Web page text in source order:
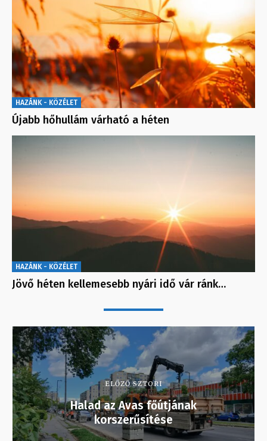
HAZÁNK - KÖZÉLET
Újabb hőhullám várható a héten
HAZÁNK - KÖZÉLET
Jövő héten kellemesebb nyári idő vár ránk…
ELŐZŐ SZTORI
Halad az Avas főútjának
korszerűsítése